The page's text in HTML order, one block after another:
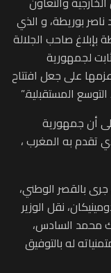
ناصر بوريطة، و الذي
بإبلاغ صاحب الجلالة
لجمهورية
على جعل افتتاح
المستقبلية.”
أن جمهورية
تقدم به المغرب ،
بالقصر الوطني،
نقل الوزير
محمد السادس،
له بالتوفيق